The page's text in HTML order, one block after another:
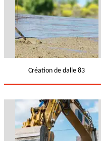
Création de dalle 83